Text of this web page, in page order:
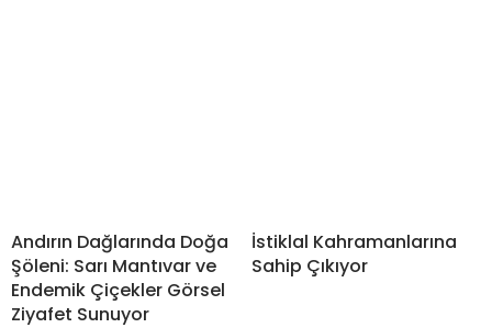
Andırın Dağlarında Doğa
Şöleni: Sarı Mantıvar ve
Endemik Çiçekler Görsel
Ziyafet Sunuyor
İstiklal Kahramanlarına
Sahip Çıkıyor